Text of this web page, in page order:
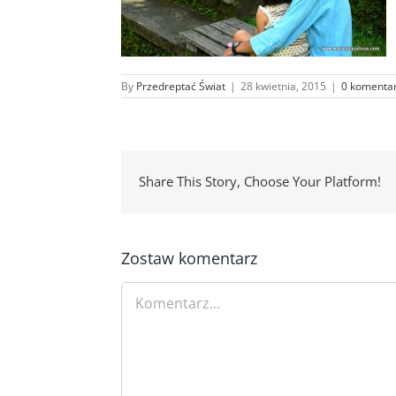
By Przedreptać Świat | 28 kwietnia, 2015 | 0
Share This Story, Choose Your Platform!
Zostaw komentarz
Comment